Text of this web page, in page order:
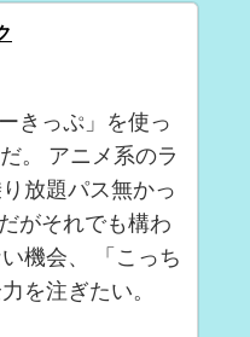
きっぷ」を使っ
。 アニメ系のラ
放題パス無かっ
がそれでも構わ
機会、 「こっち
を注ぎたい。